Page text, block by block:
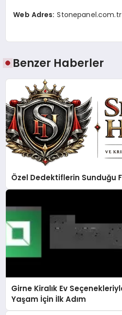
Web Adres: Stonepanel.com.tr
Benzer Haberler
Özel Dedektiflerin Sunduğu
Girne Kiralık Ev
Yaşam İçin İlk Adım